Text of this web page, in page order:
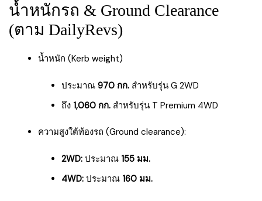
น้ำหนักรถ & Ground Clearance
(ตาม DailyRevs)
น้ำหนัก (Kerb weight)
ประมาณ 970 กก. สำหรับรุ่น G 2WD
ถึง 1,060 กก. สำหรับรุ่น T Premium 4WD
ความสูงใต้ท้องรถ (Ground clearance):
2WD: ประมาณ 155 มม.
4WD: ประมาณ 160 มม.